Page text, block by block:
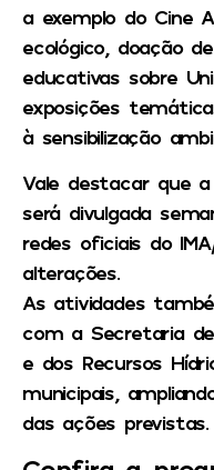
a exemplo do Cine
ecológico, doação
educativas sobre
exposições
à sensibilização
Vale destacar que
será divulgada
redes oficiais do
alterações.
As atividades
com a Secretaria
e dos Recursos
municipais,
das ações previstas.